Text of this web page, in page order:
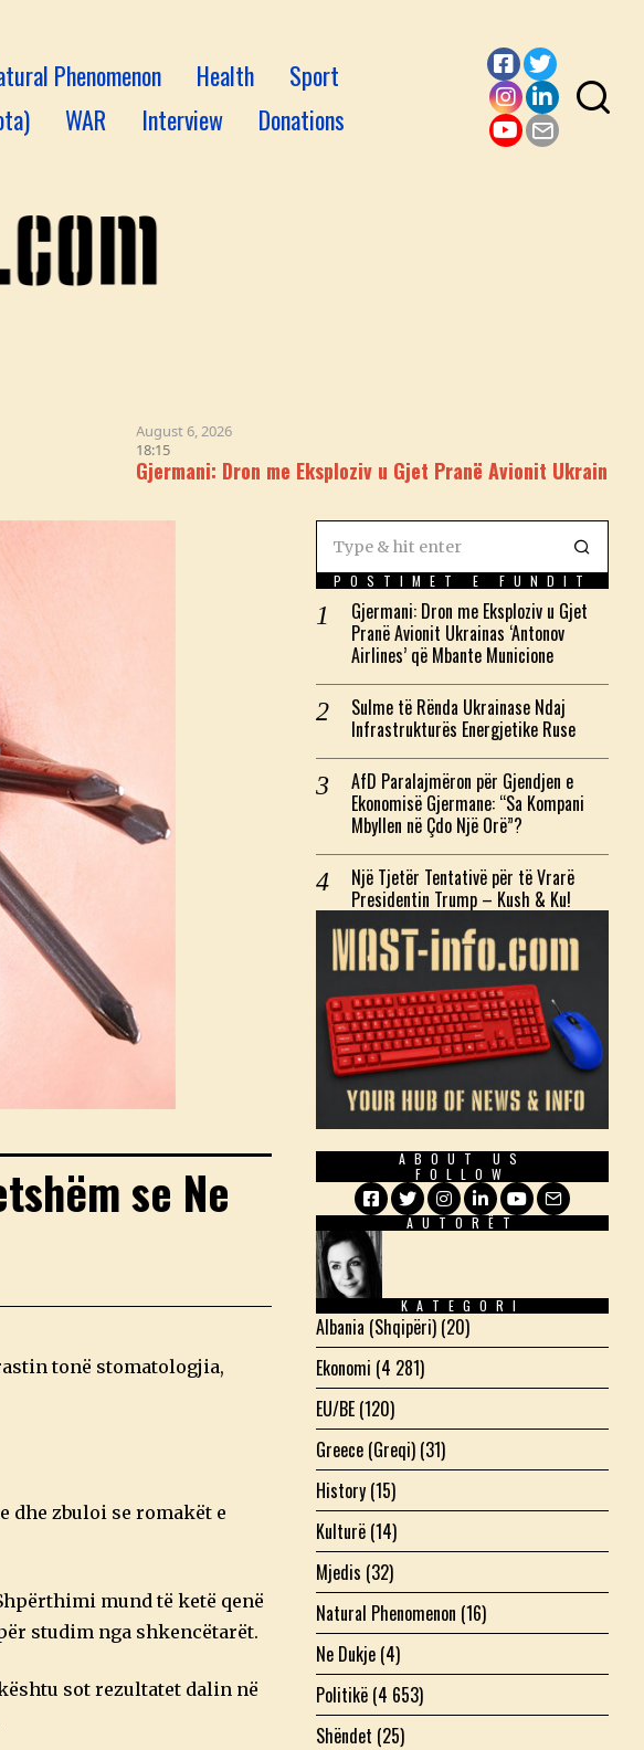
Phenomenon Health
Sport
WAR Interview Donations
Facebook
Twitter
Instagram
LinkedIn
Gjermani: Dron me Eksploziv u Gjet Pranë Avionit Ukrainas 'Antonov
se Ne
tonë stomatologjia,
dhe zbuloi se romakët e
mund të ketë qenë
studim nga shkencëtarët.
sot rezultatet dalin në
POSTIMET E FUNDIT
Gjermani: Dron me Eksploziv u Gjet
Pranë Avionit Ukrainas ‘Antonov
Airlines’ që Mbante Municione
Sulme të Rënda Ukrainase Ndaj
Infrastrukturës Energjetike Ruse
AfD Paralajmëron për Gjendjen e
Ekonomisë Gjermane: “Sa Kompani
Mbyllen në Çdo Një Orë”?
Një Tjetër Tentativë për të Vrarë
Presidentin Trump – Kush & Ku!
ABOUT US
FOLLOW
Facebook
TwitterInstagram
LinkedIn
YouTube
Email
AUTORËT
KATEGORI
Albania (Shqipëri) (20)
Ekonomi (4 281)
EU/BE (120)
Greece (Greqi) (31)
History (15)
Kulturë (14)
Mjedis (32)
Natural Phenomenon (16)
Ne Dukje (4)
Politikë (4 653)
Shëndet (25)